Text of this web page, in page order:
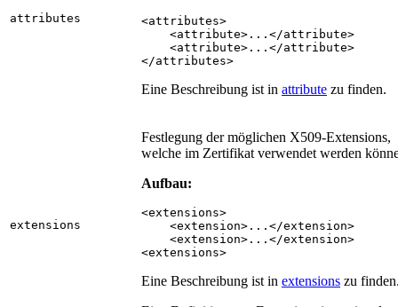
attributes
<attributes>
    <attribute>...</attribute>
    <attribute>...</attribute>
</attributes>
Eine Beschreibung ist in attribute zu finden.
extensions
Festlegung der möglichen X509-Extensions,
welche im Zertifikat verwendet werden
Aufbau:
<extensions>
    <extension>...</extension>
    <extension>...</extension>
<extensions>
Eine Beschreibung ist in extensions zu